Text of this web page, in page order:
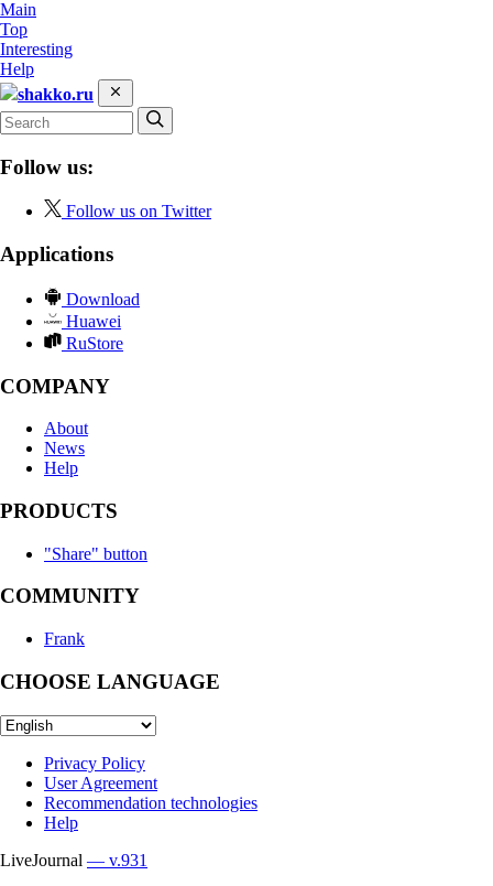
Main
Top
Interesting
Help
shakko.ru
Follow us:
Follow us on Twitter
Applications
Download
Huawei
RuStore
COMPANY
About
News
Help
PRODUCTS
"Share" button
COMMUNITY
Frank
CHOOSE LANGUAGE
Privacy Policy
User Agreement
Recommendation technologies
Help
LiveJournal — v.931